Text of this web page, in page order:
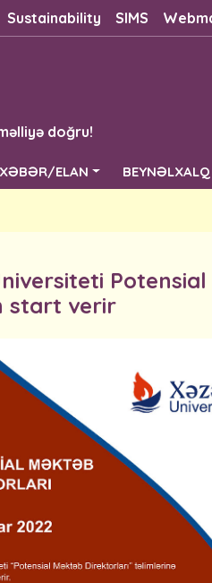
Sustainability SIMS
doğru!
XƏBƏR/ELAN
start verir